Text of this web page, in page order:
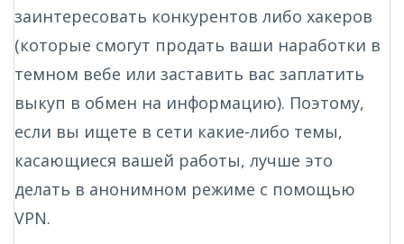
заинтересовать конкурентов либо хакеров
(которые смогут продать ваши наработки в
темном вебе или заставить вас заплатить
выкуп в обмен на информацию). Поэтому,
если вы ищете в сети какие-либо темы,
касающиеся вашей работы, лучше это
делать в анонимном режиме с помощью
VPN.